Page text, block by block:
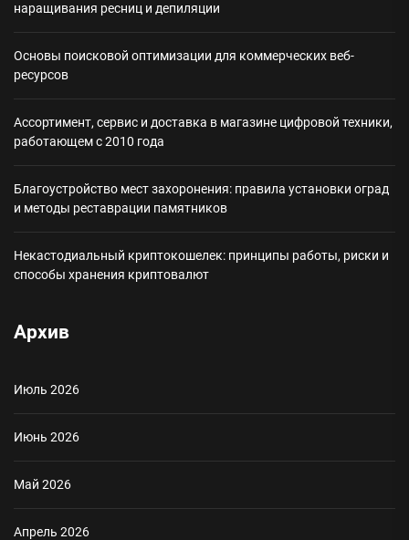
наращивания ресниц и депиляции
Основы поисковой оптимизации для коммерческих веб-
ресурсов
Ассортимент, сервис и доставка в магазине цифровой техники,
работающем с 2010 года
Благоустройство мест захоронения: правила установки оград
и методы реставрации памятников
Некастодиальный криптокошелек: принципы работы, риски и
способы хранения криптовалют
Архив
Июль 2026
Июнь 2026
Май 2026
Апрель 2026